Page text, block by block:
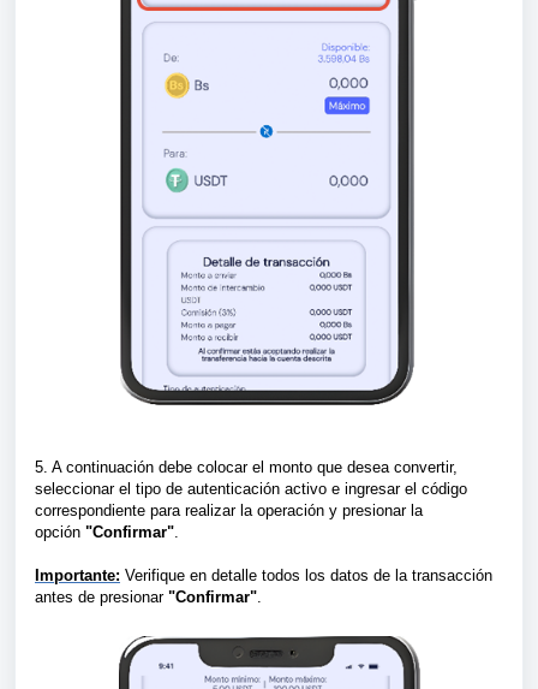
5. A continuación debe colocar el monto que desea convertir,
seleccionar el tipo de autenticación activo e ingresar el código
correspondiente para realizar la operación y presionar la
opción "Confirmar".
Importante: Verifique en detalle todos los datos de la transacción
antes de presionar"Confirmar".